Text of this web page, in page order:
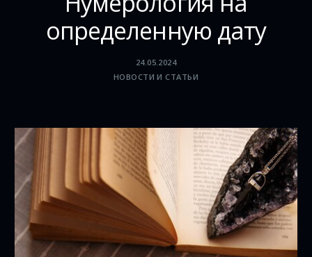
определенную дату
24.05.2024
НОВОСТИ И СТАТЬИ